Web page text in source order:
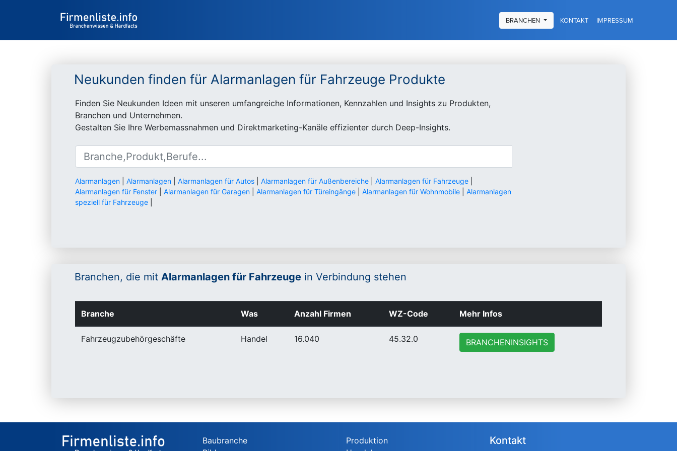
BRANCHEN KONTAKT IMPRESSUM
Neukunden finden für Alarmanlagen für Fahrzeuge Produkte
Finden Sie Neukunden Ideen mit unseren umfangreiche Informationen, Kennzahlen und Insights zu Produkten,
Branchen und Unternehmen.
Gestalten Sie Ihre Werbemassnahmen und Direktmarketing-Kanäle effizienter durch Deep-Insights.
Alarmanlagen Alarmanlagen Alarmanlagen für Autos Alarmanlagen für Außenbereiche Alarmanlagen für Fahrzeuge
Alarmanlagen für Fenster
Alarmanlagen für Garagen Alarmanlagen für Türeingänge Alarmanlagen für Wohnmobile
Alarmanlagen
speziell für Fahrzeuge
Branchen, die mit Alarmanlagen für Fahrzeuge in Verbindung stehen
Branche Was Anzahl Firmen WZ-Code Mehr Infos
Fahrzeugzubehörgeschäfte Handel 16.040 45.32.0 BRANCHENINSIGHTS
Baubranche
Produktion
Kontakt